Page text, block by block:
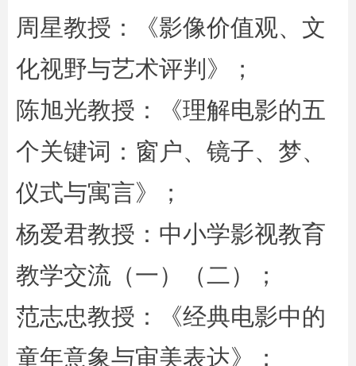
周星教授：《影像价值观、文
化视野与艺术评判》；
陈旭光教授：《理解电影的五
个关键词：窗户、镜子、梦、
仪式与寓言》；
杨爱君教授：中小学影视教育
教学交流（一）（二）；
范志忠教授：《经典电影中的
童年意象与审美表达》；